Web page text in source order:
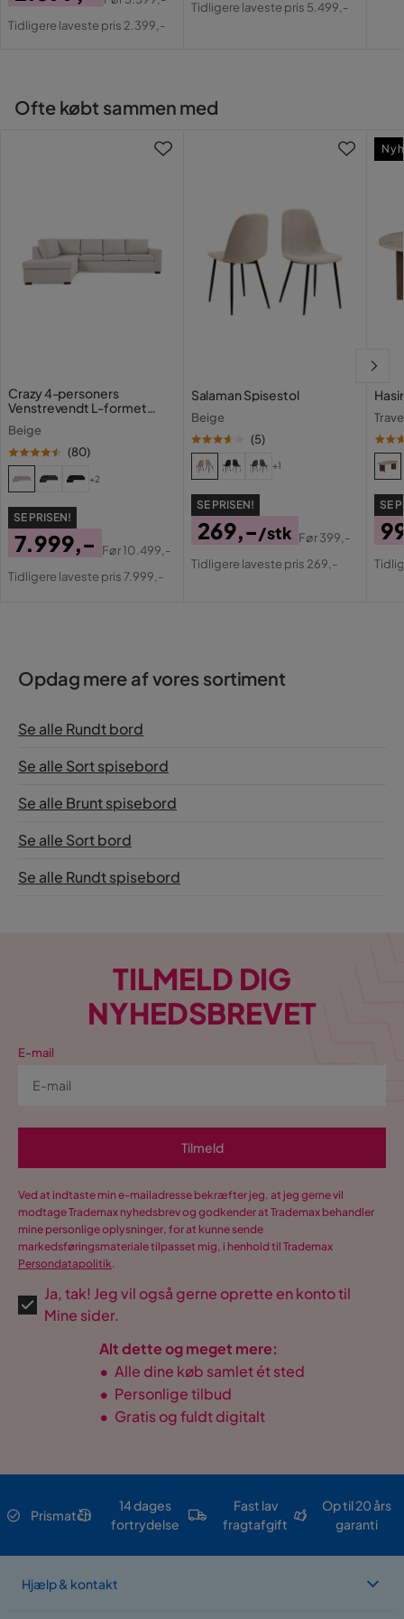
Beylen
Pris
Original
Tidligere laveste pris 2.399,-
Tidligere laveste pris 5.499,-
Ofte købt sammen med
Crazy 4-personers
Venstrevendt L-formet
Chaiselongsofa i Stof
Beige
(80)
+2
SE PRISEN!
Pris
7.999,-
Original
Før10.499,-
Tidligere laveste pris 7.999,-
Salaman Spisestol
Beige
(5)
+1
SE PRISEN!
Pris
269,-/stk
Original
Før399,-
Tidligere laveste pris 269,-
SE
Opdag mere af vores sortiment
Se alle Rundt bord
Se alle Sort spisebord
Se alle Brunt spisebord
Se alle Sort bord
Se alle Rundt spisebord
TILMELD DIG
NYHEDSBREVET
E-mail
Tilmeld
Ved at indtaste min e-mailadresse bekræfter jeg, at jeg gerne vil
modtage Trademax nyhedsbrev og godkender at Trademax behandler
mine personlige oplysninger, for at kunne sende
markedsføringsmateriale tilpasset mig, i henhold til Trademax
Persondatapolitik.
Ja, tak! Jeg vil også gerne oprette en konto til
Mine sider.
Alt dette og meget mere:
• Alle dine køb samlet ét sted
• Personlige tilbud
• Gratis og fuldt digitalt
Prismatch
14 dages
fortrydelse
Fast lav
fragtafgift
Op til 20 års
garanti
Hjælp & kontakt